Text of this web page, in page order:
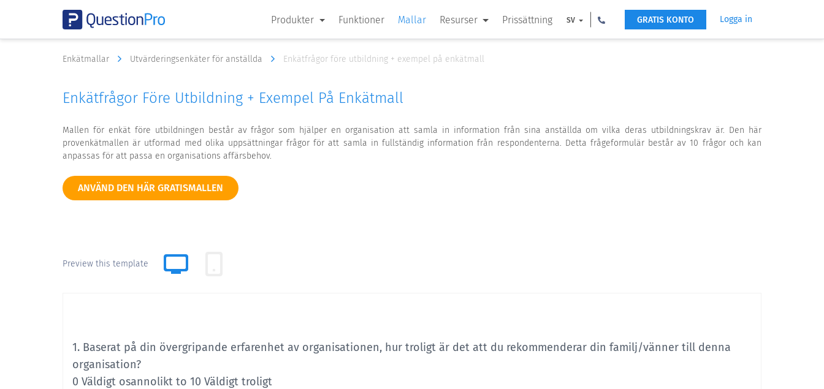
Produkter Funktioner Mallar Resurser Prissättning SV GRATIS KONTO Logga in
Enkätmallar Utvärderingsenkäter för anställda Enkätfrågor före utbildning + exempel på enkätmall
Enkätfrågor Före Utbildning + Exempel På Enkätmall
Mallen för enkät före utbildningen består av frågor som hjälper en organisation att samla in information från sina anställda om vilka deras utbildningskrav är. Den här
provenkätmallen är utformad med olika uppsättningar frågor för att samla in fullständig information från respondenterna. Detta frågeformulär består av 10 frågor och kan
anpassas för att passa en organisations affärsbehov.
ANVÄND DEN HÄR GRATISMALLEN
Preview this template
1. Baserat på din övergripande erfarenhet av organisationen, hur troligt är det att du rekommenderar din familj/vänner till denna
organisation?
0 Väldigt osannolikt to 10 Väldigt troligt